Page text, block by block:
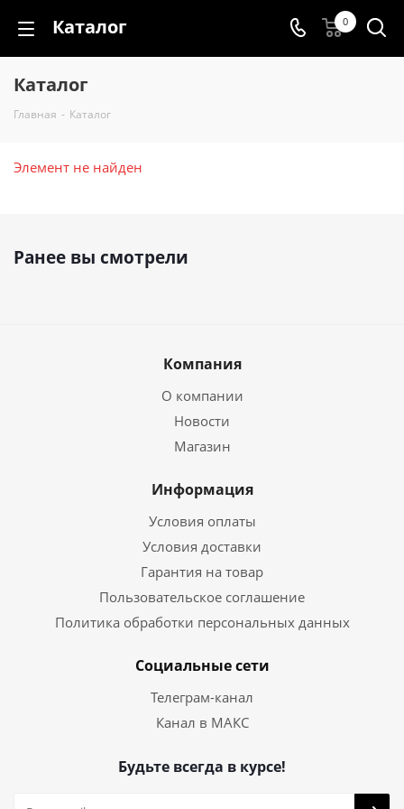
Каталог 0
Каталог
Главная - Каталог
Элемент не найден
Ранее вы смотрели
Компания
О компании
Новости
Магазин
Информация
Условия оплаты
Условия доставки
Гарантия на товар
Пользовательское соглашение
Политика обработки персональных данных
Социальные сети
Телеграм-канал
Канал в МАКС
Будьте всегда в курсе!